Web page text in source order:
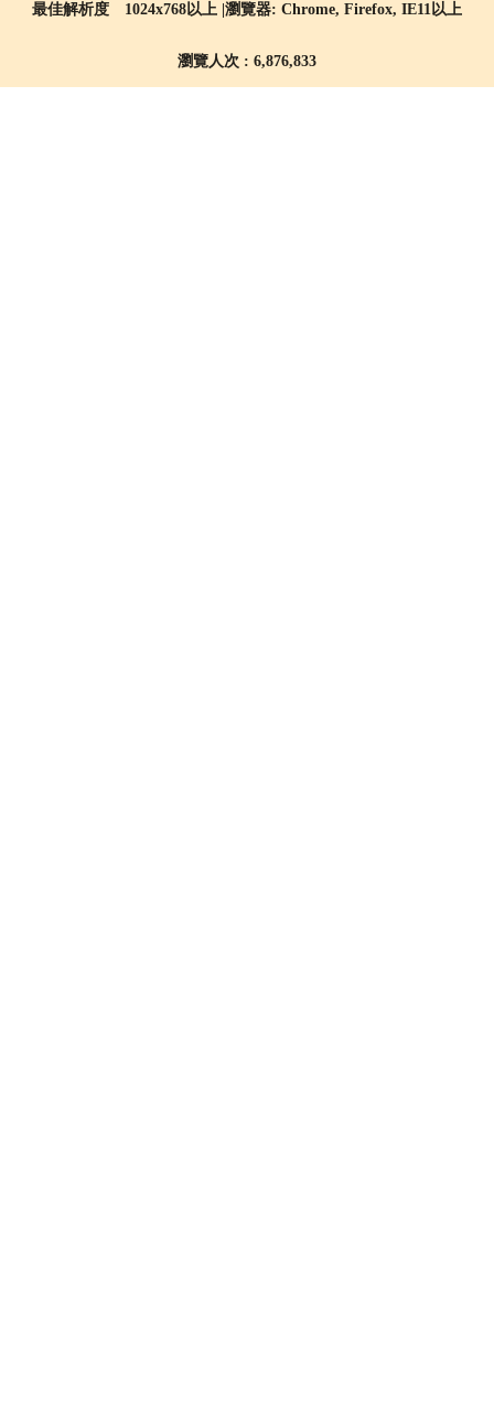
最佳解析度 1024x768以上 |瀏覽器: Chrome, Firefox, IE11以上
瀏覽人次 : 6,876,833